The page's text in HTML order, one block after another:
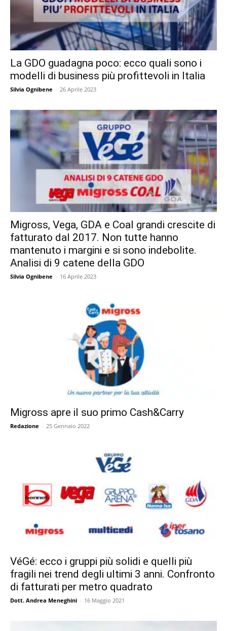
La GDO guadagna poco: ecco quali sono i
modelli di business più profittevoli in Italia
Silvia Ognibene - 26 Aprile 2023
Migross, Vega, GDA e Coal grandi crescite di
fatturato dal 2017. Non tutte hanno
mantenuto i margini e si sono indebolite.
Analisi di 9 catene della GDO
Silvia Ognibene - 16 Aprile 2023
Migross apre il suo primo Cash&Carry
Redazione - 25 Gennaio 2022
VéGé: ecco i gruppi più solidi e quelli più
fragili nei trend degli ultimi 3 anni. Confronto
di fatturati per metro quadrato
Dott. Andrea Meneghini - 16 Maggio 2021